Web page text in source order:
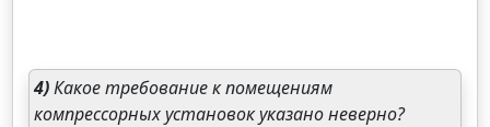
4)Какое требование к помещениям
компрессорных установок указано неверно?